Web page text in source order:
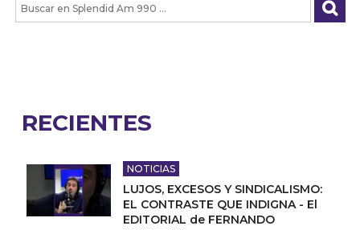
RECIENTES
NOTICIAS
LUJOS, EXCESOS Y SINDICALISMO:
EL CONTRASTE QUE INDIGNA - El
EDITORIAL de FERNANDO